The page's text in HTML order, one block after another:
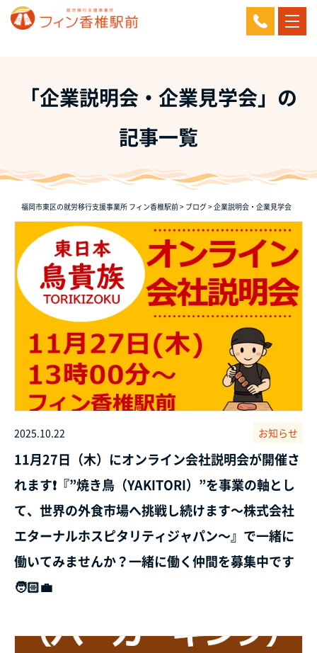
「企業説明会・企業見学会」の
記事一覧
福岡市東区の就労移行支援事業所 フィン香椎駅前> ブログ> 企業説明会・企業見学会
2025.10.22 お知らせ
11月27日（木）にオンライン会社説明会が開催さ
れます❗『”焼き鳥（YAKITORI）”を事業の軸とし
て、世界の外食市場へ挑戦し続けます～株式会社
エターナルホスピタリティジャパン～』で一緒に
働いてみませんか？一緒に働く仲間を募集中です
🧑🏻‍💼